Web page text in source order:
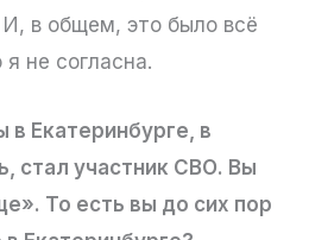
И, в общем, это было всё
я не согласна.
Екатеринбурге, в
стал участник СВО. Вы
То есть вы до сих пор